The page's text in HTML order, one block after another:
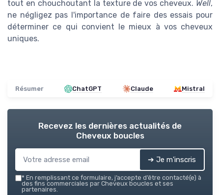
tout en chouchoutant la texture de vos cheveux. Well,
ne négligez pas l'importance de faire des essais pour
déterminer ce qui convient le mieux à vos cheveux
uniques.
Résumer ChatGPT Claude Mistral
Recevez les dernières actualités de
Cheveux boucles
➔ Je m'inscris
* En remplissant ce formulaire, j’accepte d’être contacté(e) à
des fins commerciales par Cheveux boucles et ses
partenaires.